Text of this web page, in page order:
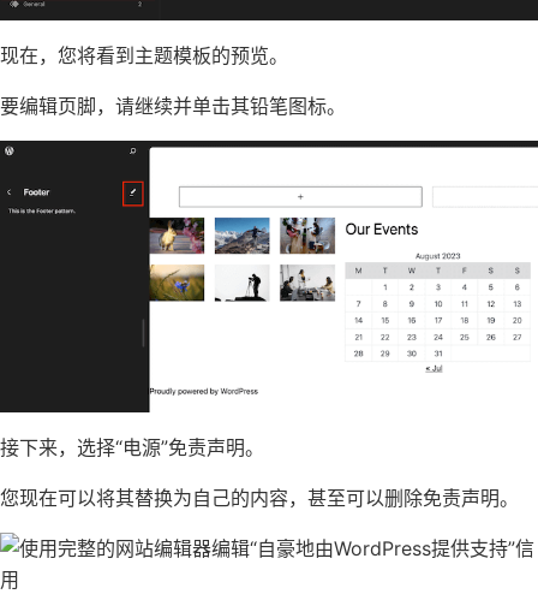
现在，您将看到主题模板的预览。
要编辑页脚，请继续并单击其铅笔图标。
接下来，选择“电源”免责声明。
您现在可以将其替换为自己的内容，甚至可以删除免责声明。